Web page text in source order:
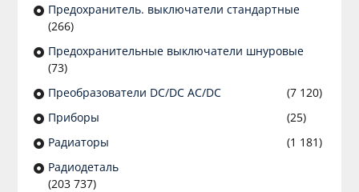
Предохранитель. выключатели стандартные
(266)
Предохранительные выключатели шнуровые
(73)
Преобразователи DC/DC AC/DC
(7 120)
Приборы
(25)
Радиаторы
(1 181)
Радиодеталь
(203 737)